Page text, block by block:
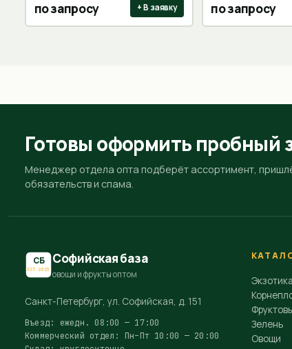
по запросу + В заявку по запросу
Готовы оформить пробный
Менеджер отдела опта подберёт ассортимент,
обязательств и спама.
СБ
EST.2015
Софийская база
овощи и фрукты оптом
Санкт-Петербург, ул. Софийская, д. 151
Въезд: ежедн. 08:00 — 17:00
Коммерческий отдел: Пн–Пт 10:00 — 20:00
Экзотика
Зелень
Овощи